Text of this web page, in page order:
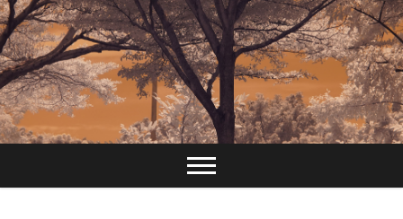
Skip
to
content